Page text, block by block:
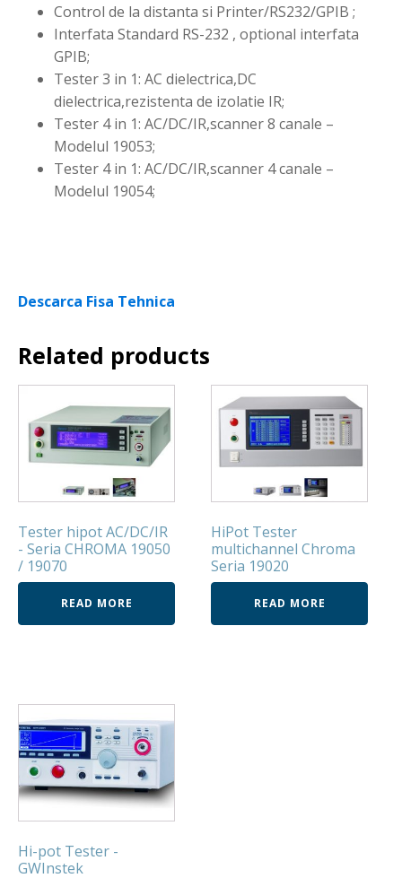
Control de la distanta si Printer/RS232/GPIB ;
Interfata Standard RS-232 , optional interfata
GPIB;
Tester 3 in 1: AC dielectrica,DC
dielectrica,rezistenta de izolatie IR;
Tester 4 in 1: AC/DC/IR,scanner 8 canale –
Modelul 19053;
Tester 4 in 1: AC/DC/IR,scanner 4 canale –
Modelul 19054;
Descarca Fisa Tehnica
Related products
Tester hipot AC/DC/IR
- Seria CHROMA 19050
/ 19070
READ MORE
HiPot Tester
multichannel Chroma
Seria 19020
READ MORE
Hi-pot Tester -
GWInstek